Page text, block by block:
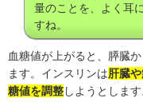
量のことを、よく耳
すね。
血糖値が上がると、膵臓か
ます。インスリンは肝臓
糖値を調整しようとします